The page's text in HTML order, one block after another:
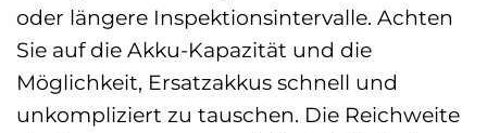
oder längere Inspektionsintervalle. Achten
Sie auf die Akku-Kapazität und die
Möglichkeit, Ersatzakkus schnell und
unkompliziert zu tauschen. Die Reichweite